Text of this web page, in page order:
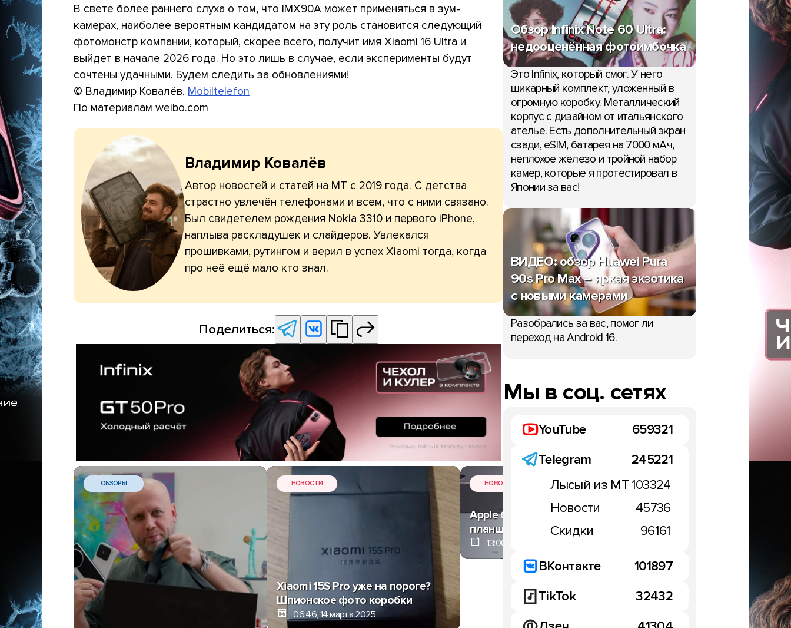
В свете более раннего слуха о том, что IMX90A может применяться в зум-
камерах, наиболее вероятным кандидатом на эту роль становится следующий
фотомонстр компании, который, скорее всего, получит имя Xiaomi 16 Ultra и
выйдет в начале 2026 года. Но это лишь в случае, если эксперименты будут
сочтены удачными. Будем следить за обновлениями!
© Владимир Ковалёв. Mobiltelefon
По материалам weibo.com
Владимир Ковалёв
Автор новостей и статей на МТ с 2019 года. С детства
страстно увлечён телефонами и всем, что с ними связано.
Был свидетелем рождения Nokia 3310 и первого iPhone,
наплыва раскладушек и слайдеров. Увлекался
прошивками, рутингом и верил в успех Xiaomi тогда, когда
про неё ещё мало кто знал.
Поделиться:
ОБЗОРЫ НОВОСТИ
Xiaomi 15S Pro уже на пороге?
Шпионское фото коробки
06:46, 14 марта 2025
НОВОСТИ
Apple больше не король: рынок
планшетов Китая в 2024 году
13:06, 13 марта 2025
на Xiaomi, Redmi и POCO
Обзор Infinix Note 60 Ultra:
недооценённая фотоимбочка
Это Infinix, который смог. У него
шикарный комплект, уложенный в
огромную коробку. Металлический
корпус с дизайном от итальянского
ателье. Есть дополнительный экран
сзади, eSIM, батарея на 7000 мАч,
неплохое железо и тройной набор
камер, которые я протестировал в
Японии за вас!
ВИДЕО: обзор Huawei Pura
90s Pro Max – яркая экзотика
с новыми камерами
Разобрались за вас, помог ли
переход на Android 16.
Мы в соц. сетях
YouTube
659321
Telegram
245221
Лысый из МТ103324
Новости
45736
Скидки
96161
ВКонтакте
101897
TikTok
32432